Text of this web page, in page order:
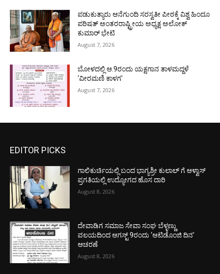
ಪಡುಕುತ್ಯಾರು ಆನೆಗುಂದಿ ಸರಸ್ವತೀ ಪೀಠಕ್ಕೆ ವಿಶ್ವ ಹಿಂದೂ
ಪರಿಷತ್ ಅಂತರರಾಷ್ಟ್ರೀಯ ಅಧ್ಯಕ್ಷ ಅಲೋಕ್
ಕುಮಾರ್ ಭೇಟಿ
August 7, 2026
ಬೋಳದಲ್ಲಿ ಆ.9ರಂದು ಯಕ್ಷಗಾನ ತಾಳಮದ್ದಳೆ
‘ವೀರಮಣಿ ಕಾಳಗ’
August 7, 2026
EDITOR PICKS
ಗಾಲಿಕುರ್ಚಿಯಲ್ಲಿ ಬಂದ ಭಾಗ್ಯಶ್ರೀ ಕುಲಾಲ್ ಗೆ ಆಳ್ವಾಸ್
ಪ್ರಗತಿಯಲ್ಲಿ ಉದ್ಯೋಗದ ಹೊಸ ದಾರಿ
August 8, 2026
ದೇವಾಡಿಗ ಸಮಾಜ ಸೇವಾ ಸಂಘ ಬೆಳ್ಳಣ್ಣು
ವಲಯದಿಂದ ಆಗಸ್ಟ್ 9ರಂದು ‘ಆಟಿಡೊಂಜಿ ದಿನ’
ಆಚರಣೆ
August 8, 2026